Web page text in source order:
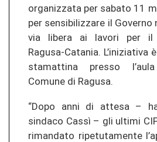
organizzata per sabato 11
per sensibilizzare il Governo
via libera ai lavori per il
Ragusa-Catania.
stamattina presso
Comune di Ragusa.
“Dopo anni di attesa –
sindaco Cassì – gli ultimi
rimandato ripetutamente